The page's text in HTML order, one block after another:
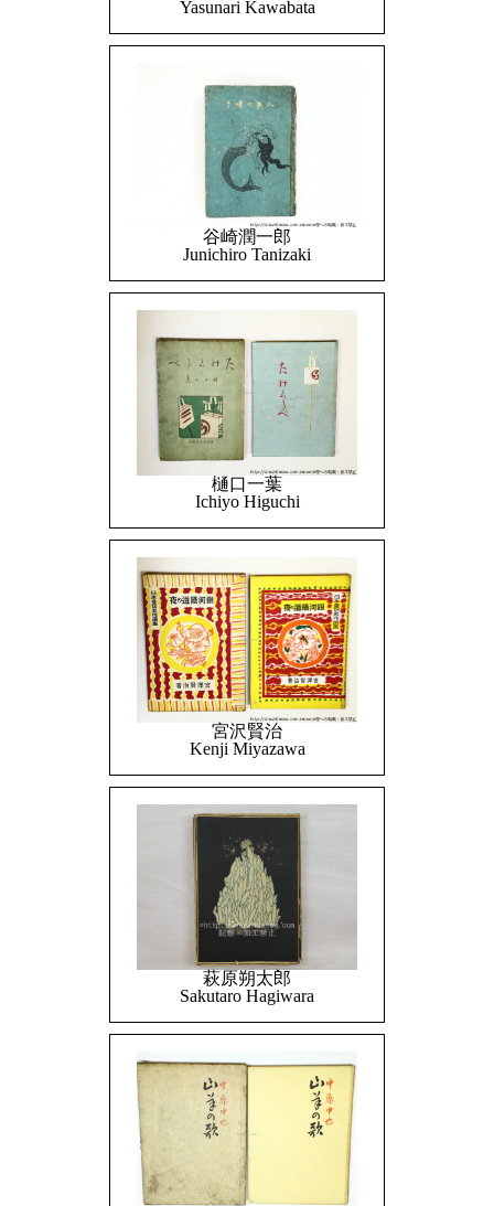
Yasunari Kawabata
谷崎潤一郎
Junichiro Tanizaki
樋口一葉
Ichiyo Higuchi
宮沢賢治
Kenji Miyazawa
萩原朔太郎
Sakutaro Hagiwara